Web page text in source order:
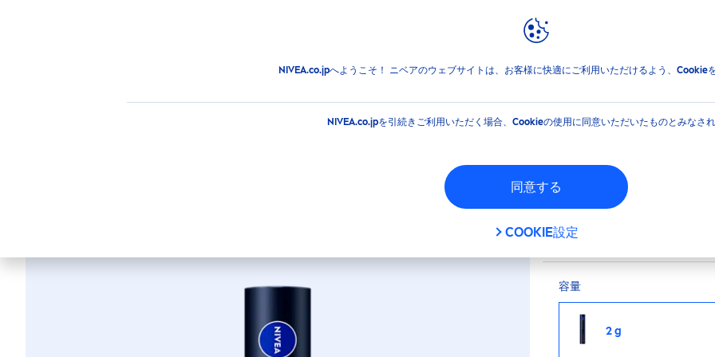
NIVEA.co.jpへようこそ！ ニベアのウェブサイトは、お客様に快適にご利用いただけるよう、Cookie
NIVEA.co.jpを引続きご利用いただく場合、Cookieの使用に同意いただいたものとみなされ
同意する
COOKIE設定
リップケアスティック ニベア リッチケア＆カラーリップ 色持続タイプ テラコッタベージ
ニベア リッチケア＆カラーリップ 色持
口紅のように高発色、
かに発色し、塗りたて
容量
2 g